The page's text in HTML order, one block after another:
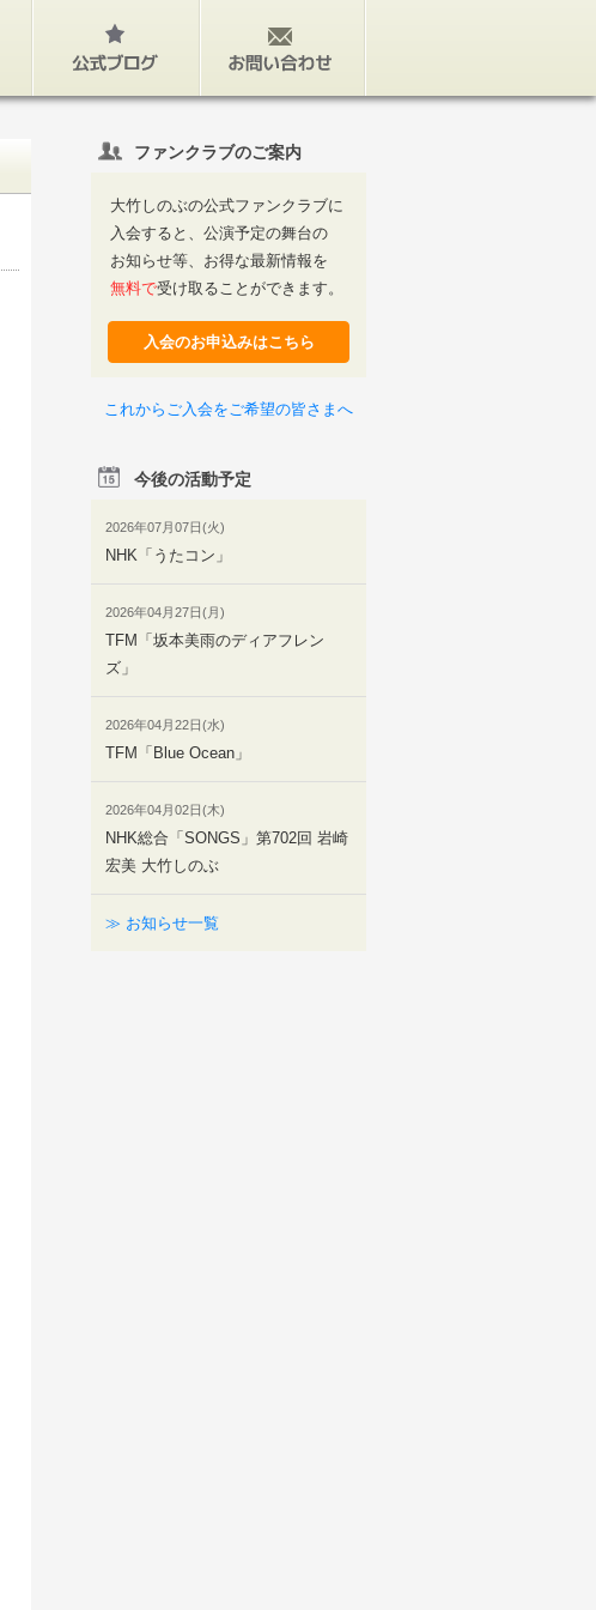
ファンクラブのご案内
大竹しのぶの公式ファンクラブに
入会すると、公演予定の舞台の
お知らせ等、お得な最新情報を
無料で受け取ることができます。
入会のお申込みはこちら
これからご入会をご希望の皆さまへ
今後の活動予定
2026年07月07日(火)
NHK「うたコン」
2026年04月27日(月)
TFM「坂本美雨のディアフレン
ズ」
2026年04月22日(水)
TFM「Blue Ocean」
2026年04月02日(木)
NHK総合「SONGS」第702回 岩崎
宏美 大竹しのぶ
≫ お知らせ一覧